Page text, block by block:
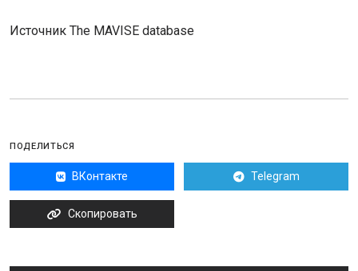
Источник The MAVISE database
ПОДЕЛИТЬСЯ
ВКонтакте Telegram
Скопировать